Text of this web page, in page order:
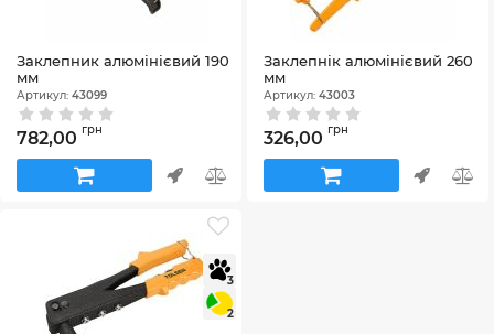
Заклепник алюмінієвий 190
мм
Артикул: 43099
782,00 грн
Заклепнік алюмінієвий 260
мм
Артикул: 43003
326,00 грн
3
2